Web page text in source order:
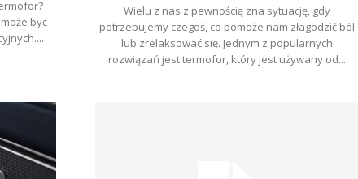
być
Wielu z nas z pewnością zna sytuację, gdy
potrzebujemy czegoś, co pomoże nam złagodzić ból
lub zrelaksować się. Jednym z popularnych
rozwiązań jest termofor, który jest używany od...